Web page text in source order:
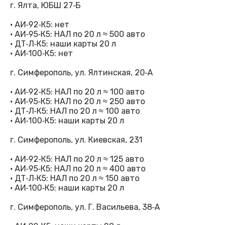
г. Ялта, ЮБШ 27‑Б
· АИ‑92‑К5: нет
· АИ‑95‑К5: НАЛ по 20 л ≈ 500 авто
· ДТ‑Л‑К5: наши карты 20 л
· АИ‑100‑К5: нет
г. Симферополь, ул. Ялтинская, 20‑А
· АИ‑92‑К5: НАЛ по 20 л ≈ 100 авто
· АИ‑95‑К5: НАЛ по 20 л ≈ 250 авто
· ДТ‑Л‑К5: НАЛ по 20 л ≈ 100 авто
· АИ‑100‑К5: наши карты 20 л
г. Симферополь, ул. Киевская, 231
· АИ‑92‑К5: НАЛ по 20 л ≈ 125 авто
· АИ‑95‑К5: НАЛ по 20 л ≈ 400 авто
· ДТ‑Л‑К5: НАЛ по 20 л ≈ 150 авто
· АИ‑100‑К5: наши карты 20 л
г. Симферополь, ул. Г. Васильева, 38‑А